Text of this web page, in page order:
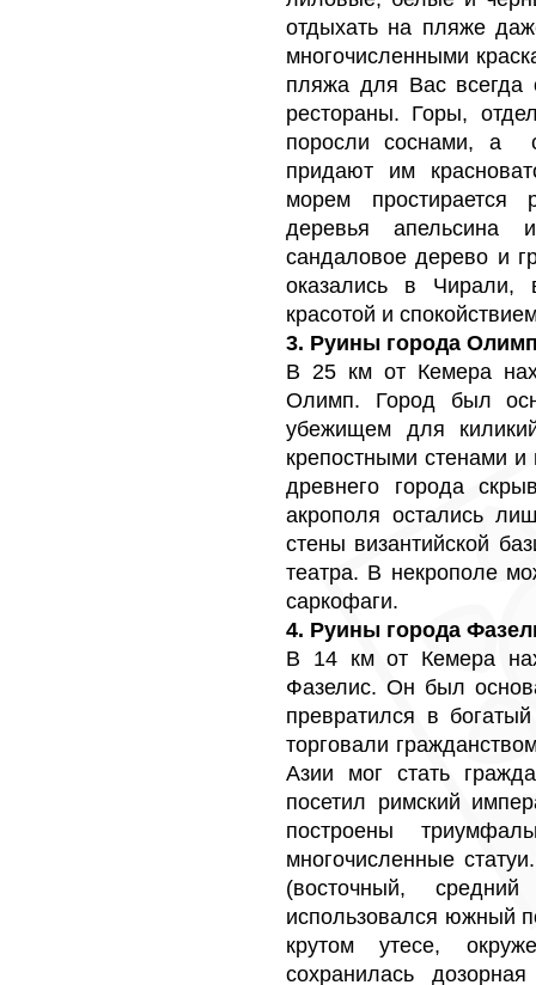
отдыхать на пляже
многочисленными
пляжа для Вас
рестораны. Горы,
поросли соснами, а
придают им
морем простирается
деревья апельсина
сандаловое дерево и
оказались в Чирали,
красотой и
3. Руины города
В 25 км от Кемера
Олимп. Город был
убежищем для
крепостными стенами и
древнего города
акрополя остались
стены византийской
театра. В некрополе
саркофаги.
4. Руины города
В 14 км от Кемера
Фазелис. Он был
превратился в
торговали
Азии мог стать
посетил римский
построены
многочисленные
(восточный,
использовался южный
крутом утесе,
сохранилась